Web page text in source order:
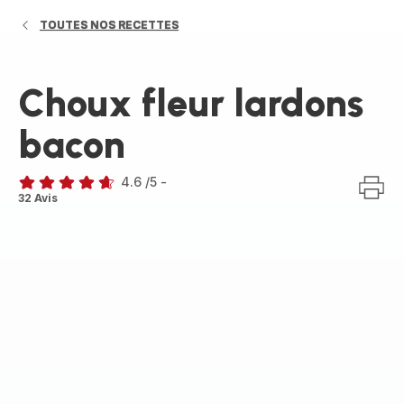
TOUTES NOS RECETTES
Choux fleur lardons
bacon
ratings.4.6
4.6 /5 -
32 Avis